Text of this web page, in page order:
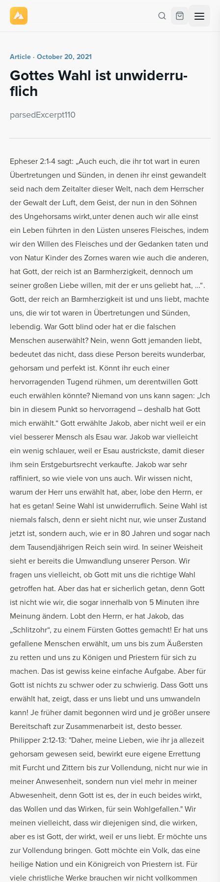
Article · October 20, 2021
Gottes Wahl ist un­wider­ru­
flich
parsedEx­cerpt110
Epheser 2:1-4 sagt: „Auch euch, die ihr tot wart in euren
Übertretungen und Sünden, in denen ihr einst gewandelt
seid nach dem Zeitalter dieser Welt, nach dem Herrscher
der Gewalt der Luft, dem Geist, der nun in den Söhnen
des Ungehorsams wirkt, unter denen auch wir alle einst
ein Leben führten in den Lüsten unseres Fleisches, indem
wir den Willen des Fleisches und der Gedanken taten und
von Natur Kinder des Zornes waren wie auch die anderen,
hat Gott, der reich ist an Barmherzigkeit, dennoch um
seiner großen Liebe willen, mit der er uns geliebt hat, …“ .
Gott, der reich an Barmherzigkeit ist und uns liebt, machte
uns, die wir tot waren in Übertretungen und Sünden,
lebendig. War Gott blind oder hat er die falschen
Menschen auserwählt? Nein, wenn Gott jemanden liebt,
bedeutet das nicht, dass diese Person bereits wunderbar,
gehorsam und perfekt ist. Könnt ihr euch einer
hervorragenden Tugend rühmen, um derentwillen Gott
euch erwählen könnte? Niemand von uns kann sagen: „Ich
bin in diesem Punkt so hervorragend – deshalb hat Gott
mich erwählt.“ Gott erwählte Jakob, aber nicht weil er ein
viel besserer Mensch als Esau war. Jakob war vielleicht
ein wenig schlauer, weil er Esau austrickste, damit dieser
ihm sein Erstgeburtsrecht verkaufte. Jakob war sehr
raffiniert, so wie viele von uns auch. Wir wissen nicht,
warum der Herr uns erwählt hat, aber, lobe den Herrn, er
hat es getan! Seine Wahl ist unwiderruflich. Seine Wahl ist
niemals falsch, denn er sieht nicht nur, wie unser Zustand
jetzt ist, sondern auch, wie er in 80 Jahren und sogar nach
dem Tausendjährigen Reich sein wird. In seiner Weisheit
sieht er bereits die Umwandlung unserer Person. Wir
fragen uns vielleicht, ob Gott mit uns die richtige Wahl
getroffen hat. Aber das hat er sicherlich getan, denn Gott
ist nicht wie wir, die sogar innerhalb von 5 Minuten ihre
Meinung ändern. Lobt den Herrn, er hat Jakob, das
„Schlitzohr“, zu einem Fürsten Gottes gemacht! Er hat uns
gefallene Menschen erwählt, um uns bis zum Äußersten
zu retten und uns zu Königen und Priestern für sich zu
machen. Das ist gewiss keine einfache Aufgabe. Aber für
Gott ist nichts zu schwer oder zu schwierig. Dass Gott uns
erwählt hat, zeigt, dass er uns liebt und uns umwandeln
kann! Je früher damit begonnen wird und je größer unsere
Bereitschaft zur Zusammenarbeit ist, desto besser.
Philipper 2:12-13: "Daher, meine Lieben, wie ihr ja allezeit
gehorsam gewesen seid, bewirkt eure eigene Errettung
mit Furcht und Zittern bis zur Vollendung, nicht nur wie in
meiner Anwesenheit, sondern nun viel mehr in meiner
Abwesenheit, denn Gott ist es, der in euch beides wirkt,
das Wollen und das Wirken, für sein Wohlgefallen." Wir
meinen vielleicht, dass wir diejenigen sind, die wirken,
aber es ist Gott, der wirkt, weil er uns liebt. Er möchte uns
zur Vollendung bringen. Gott möchte ein Volk, das eine
heilige Nation und ein Königreich von Priestern ist. Für
viele christliche Werke brauchen wir nicht vollkommen